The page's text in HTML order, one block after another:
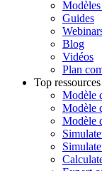
Guides
Blog
Vidéos
Plan
Top ressources
Modèle
Modèle
Modèle